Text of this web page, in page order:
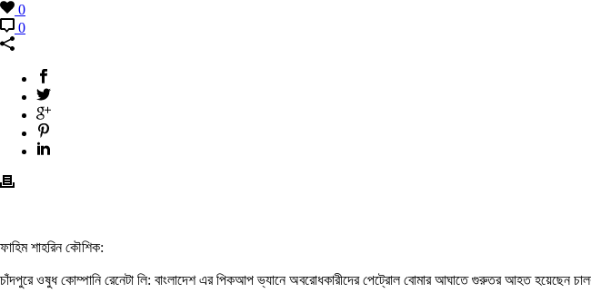
0
0
ফাহিম শাহরিন কৌশিক:
চাঁদপুরে ওষুধ কোম্পানি রেনেটা লি: বাংলাদেশ এর পিকআপ ভ্যানে অবরোধকারীদের পেট্রোল বোমার আঘাতে গুরুতর আহত হয়েছেন